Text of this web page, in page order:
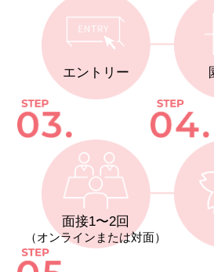
エントリー
面接1〜2回
（オンラインまたは対面）